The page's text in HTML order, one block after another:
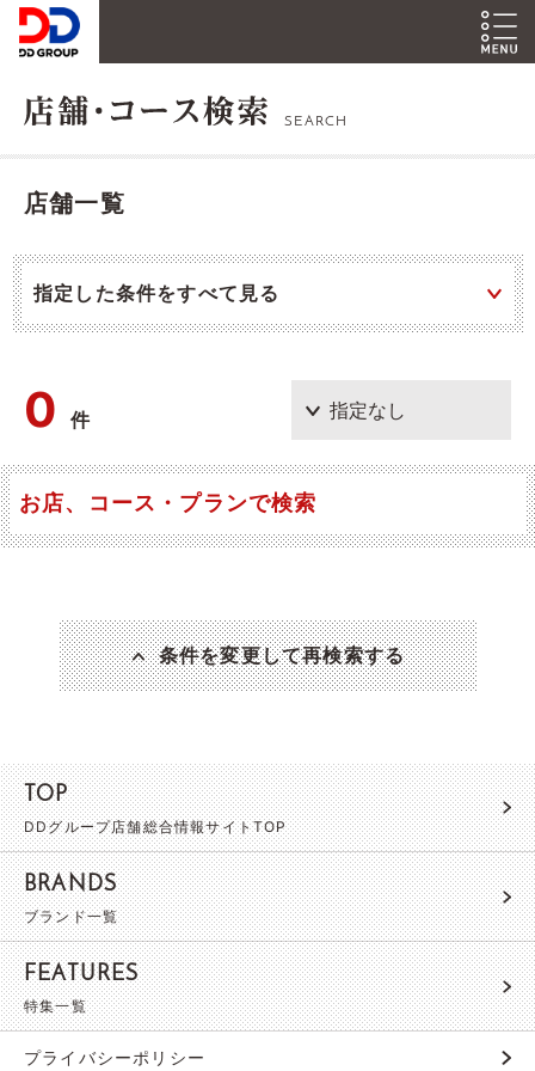
SEARCH
店舗一覧
指定した条件をすべて見る
0件
お店、コース・プランで検索
条件を変更して再検索する
TOP
DDグループ店舗総合情報サイトTOP
BRANDS
ブランド一覧
FEATURES
特集一覧
プライバシーポリシー